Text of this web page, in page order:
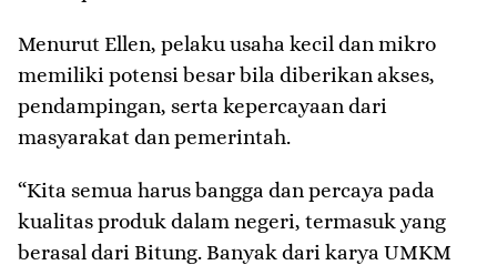
Menurut Ellen, pelaku usaha kecil dan mikro
memiliki potensi besar bila diberikan akses,
pendampingan, serta kepercayaan dari
masyarakat dan pemerintah.
“Kita semua harus bangga dan percaya pada
kualitas produk dalam negeri, termasuk yang
berasal dari Bitung. Banyak dari karya UMKM